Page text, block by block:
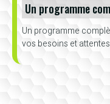
Un programme
Un programme
vos besoins et